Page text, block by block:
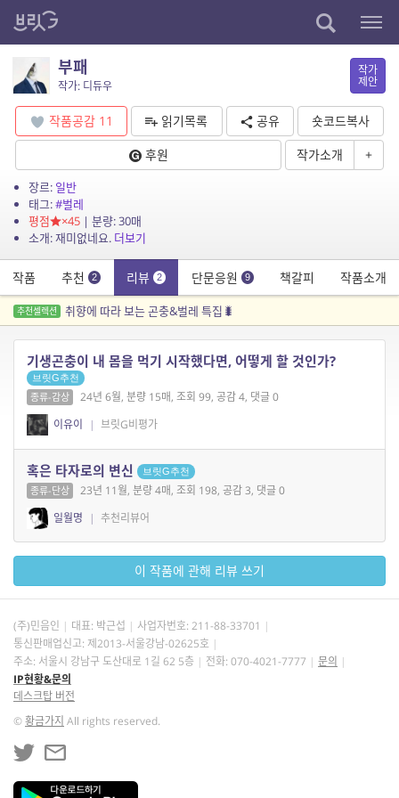
부패
작가: 디듀우
작가
제안
작품공감 11 읽기목록 공유
숏코드복사
후원
작가소개 +
장르: 일반
태그:#벌레
평점
×45| 분량: 30매
소개: 재미없네요. 더보기
작품 추천 2 리뷰 2 단문응원 9 책갈피 작품소개
추천셀렉션 취향에 따라 보는 곤충&벌레 특집🐛
기생곤충이 내 몸을 먹기 시작했다면, 어떻게 할 것인가?
브릿G추천
종류-감상
24년 6월, 분량 15매, 조회 99, 공감 4, 댓글 0
이유이
| 브릿G비평가
혹은 타자로의 변신 브릿G추천
종류-단상
23년 11월, 분량 4매, 조회 198, 공감 3, 댓글 0
일월명
| 추천리뷰어
이 작품에 관해 리뷰 쓰기
(주)민음인 대표: 박근섭 사업자번호: 211-88-33701
통신판매업신고: 제2013-서울강남-02625호
주소: 서울시 강남구 도산대로 1길 62 5층
전화: 070-4021-7777
문의
IP현황&문의
데스크탑 버전
©황금가지 All rights reserved.